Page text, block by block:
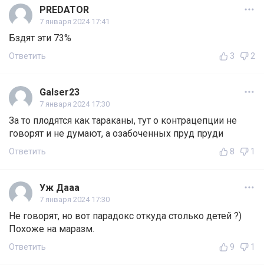
PREDATOR
7 января 2024 17:41
Бздят эти 73%
Ответить 3 2
Galser23
7 января 2024 17:30
За то плодятся как тараканы, тут о контрацепции не
говорят и не думают, а озабоченных пруд пруди
Ответить 8 1
Уж Дааа
7 января 2024 17:30
Не говорят, но вот парадокс откуда столько детей ?)
Похоже на маразм.
Ответить 9 1